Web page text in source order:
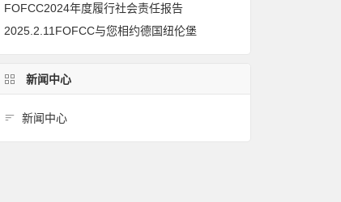
FOFCC2024年度履行社会责任报告
2025.2.11FOFCC与您相约德国纽伦堡
新闻中心
新闻中心